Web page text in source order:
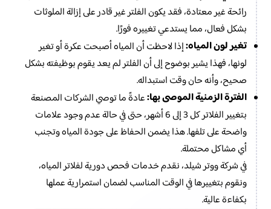
رائحة غير معتادة، فقد يكون الفلتر غير قادر على إزالة الملوثات
بشكل فعال، مما يستدعي تغييره فورًا.
تغير لون المياه:إذا لاحظت أن المياه أصبحت عكرة أو تغير
لونها، فهذا يشير بوضوح إلى أن الفلتر لم يعد يقوم بوظيفته بشكل
صحيح، وأنه حان وقت استبداله.
الفترة الزمنية الموصى بها:عادةً ما توصي الشركات المصنعة
بتغيير الفلاتر كل 3 إلى 6 أشهر، حتى في حالة عدم وجود علامات
واضحة على تلفها. هذا يضمن الحفاظ على جودة المياه وتجنب
أي مشاكل محتملة.
في شركة ووتر شيلد، نقدم خدمات فحص دورية لفلاتر المياه،
ونقوم بتغييرها في الوقت المناسب لضمان استمرارية عملها
بكفاءة عالية.